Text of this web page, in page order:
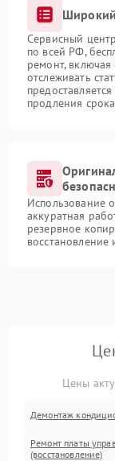
Широкий
Сервисный
по всей РФ,
ремонт,
отслеживать
продления
Использование
аккуратная
резервное
Цены
Демонтаж
Ремонт платы
(восстановление)